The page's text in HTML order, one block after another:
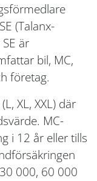
(Talanx-
är
bil, MC,
företag.
XL, XXL) där
MC-
i 12 år eller tills
000, 60 000